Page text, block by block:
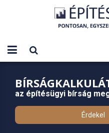
az építésügyi bírság
Érdekel